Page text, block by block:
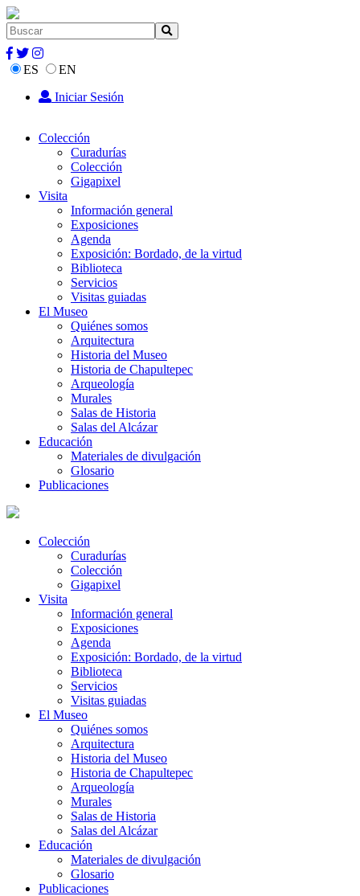
ES
EN
Iniciar Sesión
Colección
Curadurías
Colección
Gigapixel
Visita
Información general
Exposiciones
Agenda
Exposición: Bordado, de la virtud
Biblioteca
Servicios
Visitas guiadas
El Museo
Quiénes somos
Arquitectura
Historia del Museo
Historia de Chapultepec
Arqueología
Murales
Salas de Historia
Salas del Alcázar
Educación
Materiales de divulgación
Glosario
Publicaciones
Colección
Curadurías
Colección
Gigapixel
Visita
Información general
Exposiciones
Agenda
Exposición: Bordado, de la virtud
Biblioteca
Servicios
Visitas guiadas
El Museo
Quiénes somos
Arquitectura
Historia del Museo
Historia de Chapultepec
Arqueología
Murales
Salas de Historia
Salas del Alcázar
Educación
Materiales de divulgación
Glosario
Publicaciones